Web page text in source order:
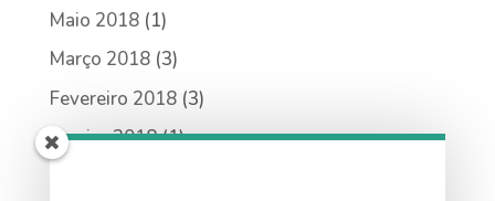
Maio 2018(1)
Março 2018(3)
Fevereiro 2018(3)
Janeiro 2018(1)